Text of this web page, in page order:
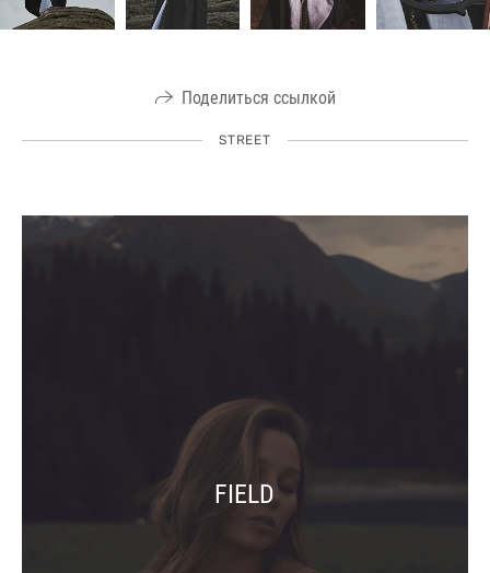
Поделиться ссылкой
STREET
FIELD